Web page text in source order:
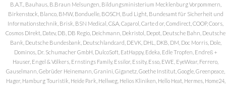
B.A.T., Bauhaus, B.Braun Melsungen, Bildungsministerium Mecklenburg Vorpommern,
Birkenstock, Blanco, BMW, Bonduelle, BOSCH, Bud Light, Bundesamt für Sicherheit und
Informationstechnik, Brisk, BSN Medical, C&A, Caparol, Carte d or, Comdirect, COOP, Coors,
Cosmos DIrekt, Datev, DB, DB Regio, Deichmann, Dekristol, Depot, Deutsche Bahn, Deutsche
Bank, Deutsche Bundesbank, Deutschlandcard, DEVK, DHL, DKB, DM, Doc Morris, Dole,
Dominos, Dr. Schumacher GmbH, DulcoSoft, EatHappy, Edeka, Edle Tropfen, Endreß +
Hauser, Engel & Völkers, Ernstings Family, Essilor, Essity, Esso, EWE, EyeWear, Ferrero,
Gauselmann, Gebrüder Heinemann, Granini, Giganetz, Goethe Institut, Google, Greenpeace,
Hager, Hamburg Touristik, Heide Park, Hellweg, Helios Kliniken, Hello Heat, Hermes, Home24,